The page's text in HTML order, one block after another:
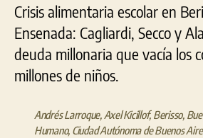
Crisis alimentaria escolar en
Ensenada: Cagliardi, Secco y
deuda millonaria que vacía los
millones de niños.
Andrés Larroque, Axel Kicillof,Berisso,
Humano, Ciudad Autónoma de Buenos